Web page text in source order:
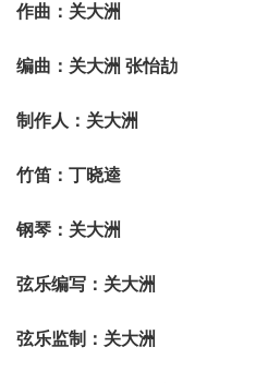
作曲：关大洲
编曲：关大洲 张怡劼
制作人：关大洲
竹笛：丁晓逵
钢琴：关大洲
弦乐编写：关大洲
弦乐监制：关大洲